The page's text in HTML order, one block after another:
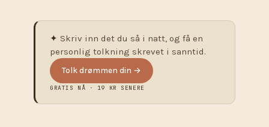
✦ Skriv inn det du så i natt, og få en
personlig tolkning skrevet i sanntid.
Tolk drømmen din →
GRATIS NÅ · 19 KR SENERE